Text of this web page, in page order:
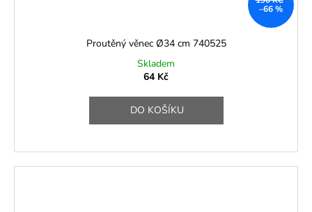
–66 %
Proutěný věnec Ø34 cm 740525
Skladem
64 Kč
DO KOŠÍKU